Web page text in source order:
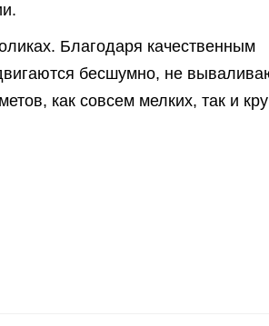
Благодаря качественным
бесшумно, не
как совсем мелких, так и